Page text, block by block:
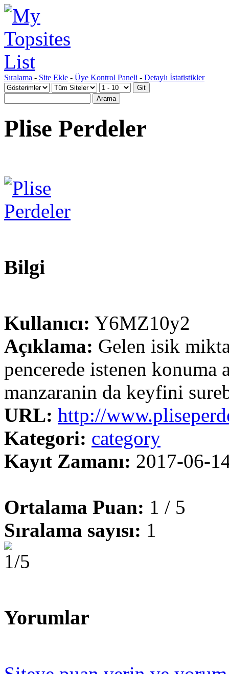
Sıralama - Site Ekle - Üye Kontrol Paneli - Detaylı İstatistikler
Plise Perdeler
Bilgi
Kullanıcı: Y6MZ10y2
Açıklama: Gelen isik
pencerede istenen
manzaranin da keyfini
URL: http://
Kategori: category
Kayıt Zamanı: 2017-06-
Ortalama Puan: 1 / 5
Sıralama sayısı: 1
Yorumlar